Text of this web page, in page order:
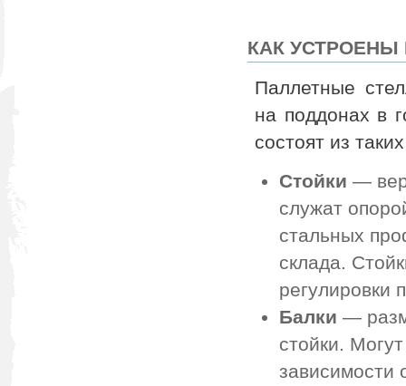
КАК
Паллетные
на поддонах в
состоят из
Стойки —
служат
стальных
склада.
регулировки
Балки —
стойки.
зависимости